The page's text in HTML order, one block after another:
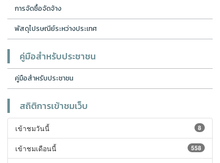
การจัดซื้อจัดจ้าง
พัสดุไปรษณีย์ระหว่างประเทศ
คู่มือสำหรับประชาชน
คู่มือสำหรับประชาชน
สถิติการเข้าชมเว็บ
8
เข้าชมวันนี้
558
เข้าชมเดือนนี้